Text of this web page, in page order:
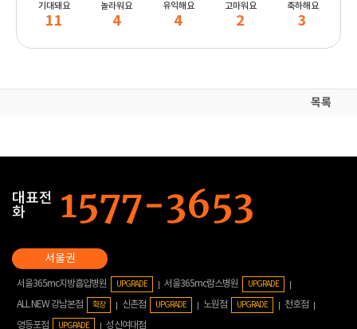
기대돼요
11
놀라워요
4
유익해요
4
고마워요
2
축하해요
3
목록
대표전
화
서울365mc지방흡입병원 UPGRADE 서울365mc람스병원 UPGRADE
ALL NEW 강남본점 확장 신촌점 UPGRADE 노원점 UPGRADE
천호점
영등포점
UPGRADE 성신여대점